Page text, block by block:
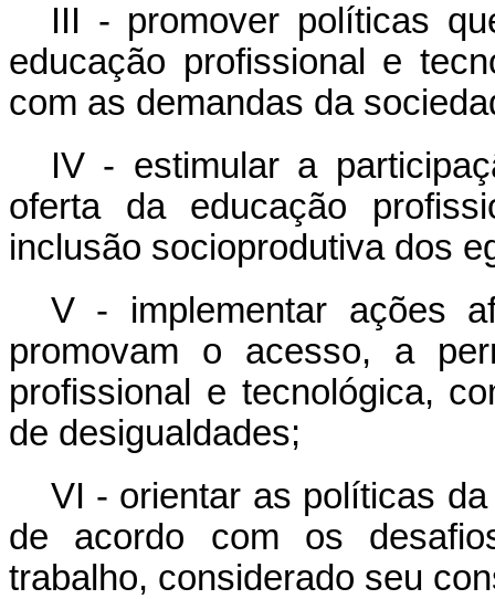
III - promover políticas
educação profissional e
com as demandas da
IV - estimular a
oferta da educação
inclusão socioprodutiva dos
V - implementar ações
promovam o acesso, a
profissional e tecnológica,
de desigualdades;
VI - orientar as políticas
de acordo com os
trabalho, considerado seu